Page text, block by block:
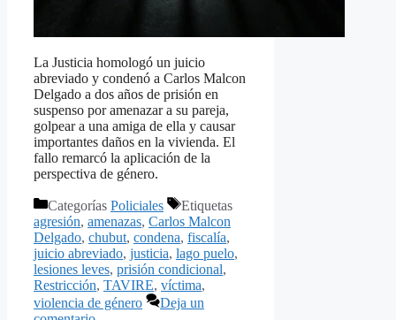
La Justicia homologó un juicio
abreviado y condenó a Carlos Malcon
Delgado a dos años de prisión en
suspenso por amenazar a su pareja,
golpear a una amiga de ella y causar
importantes daños en la vivienda. El
fallo remarcó la aplicación de la
perspectiva de género.
Categorías Policiales
Etiquetas
agresión, amenazas, Carlos Malcon
Delgado, chubut, condena, fiscalía,
juicio abreviado, justicia, lago puelo,
lesiones leves, prisión condicional,
Restricción, TAVIRE, víctima,
violencia de género
Deja un